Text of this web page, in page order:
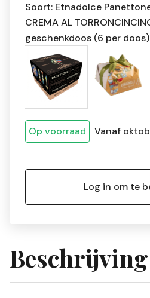
Soort: Etnadolce
CREMA AL
geschenkdoos (6 per doos)
Op voorraad Vanaf
Log in om te
Beschrijving